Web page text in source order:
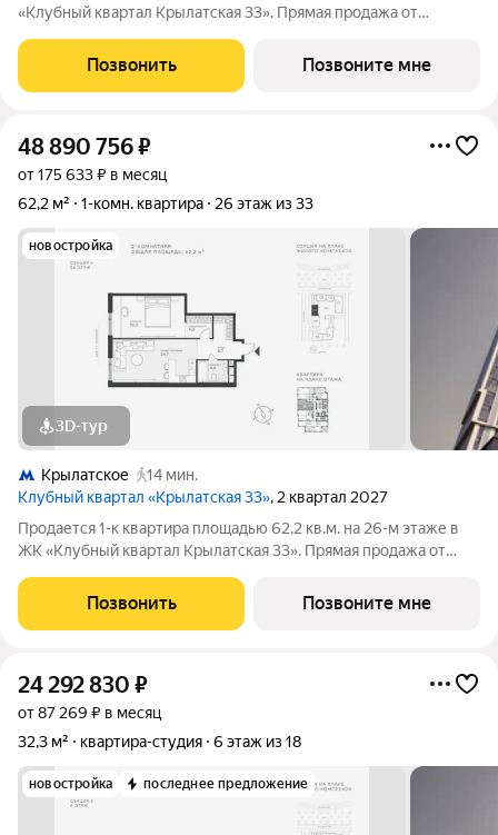
«Клубный квартал Крылатская 33». Прямая продажа от
западе Москвы от специализированного застройщика
«Сияние». Комплекс расположен всего в 15
Позвонить Позвоните мне
48 890 756₽
от 175 633 ₽ в месяц
62,2 м²
1-комн. квартира 26 этаж из 33
новостройка
3D-тур
Крылатское
14 мин.
Клубный квартал «Крылатская 33», 2 квартал 2027
Продается 1-к квартира площадью 62.2 кв.м. на 26-м этаже в
ЖК «Клубный квартал Крылатская 33». Прямая продажа от
западе Москвы от специализированного застройщика
«Сияние». Комплекс расположен
Позвонить Позвоните мне
24 292 830 ₽
от 87 269 ₽ в месяц
32,3 м²
квартира-студия 6 этаж из 18
новостройка последнее предложение